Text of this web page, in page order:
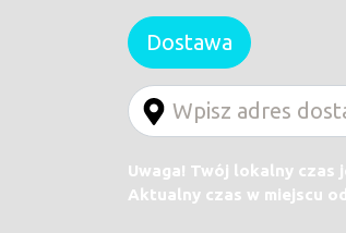
Dostawa
Uwaga! Twój lokalny czas
Aktualny czas w miejscu